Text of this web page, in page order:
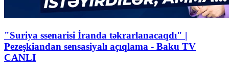
"Suriya ssenarisi İranda təkrarlanacaqdı" |
Pezeşkiandan sensasiyalı açıqlama - Baku TV
CANLI